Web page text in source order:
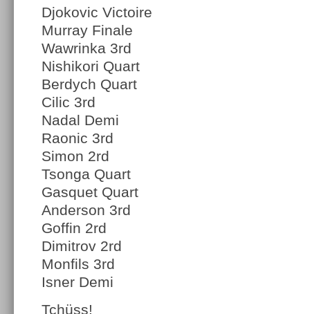
Djokovic Victoire
Murray Finale
Wawrinka 3rd
Nishikori Quart
Berdych Quart
Cilic 3rd
Nadal Demi
Raonic 3rd
Simon 2rd
Tsonga Quart
Gasquet Quart
Anderson 3rd
Goffin 2rd
Dimitrov 2rd
Monfils 3rd
Isner Demi
Tchüss!